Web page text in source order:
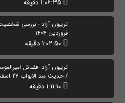
فروردین 1404
تریبون آزاد -فضائل
/ حدیث سد الابواب 27 اسفند 1403